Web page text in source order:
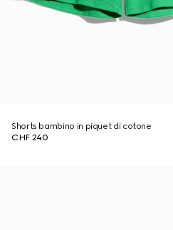
Shorts bambino in piquet di cotone
CHF 240